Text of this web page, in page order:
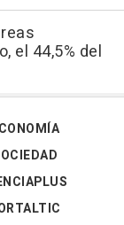
el 44,5% del